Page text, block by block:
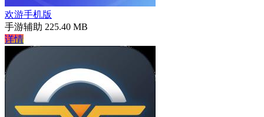
欢游手机版
手游辅助 225.40 MB
详情